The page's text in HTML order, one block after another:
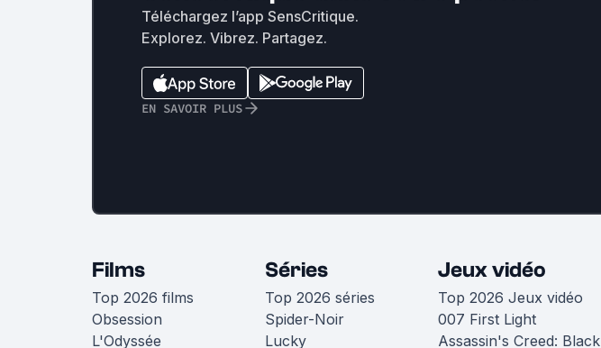
Téléchargez l’app SensCritique.
Explorez. Vibrez. Partagez.
EN SAVOIR PLUS
Films
Top 2026 films
Obsession
L'Odyssée
Séries
Top 2026 séries
Spider-Noir
Lucky
Jeux vidéo
Top 2026 Jeux vidéo
007 First Light
Assassin's Creed: Black